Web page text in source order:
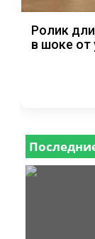
Ролик
в шоке от